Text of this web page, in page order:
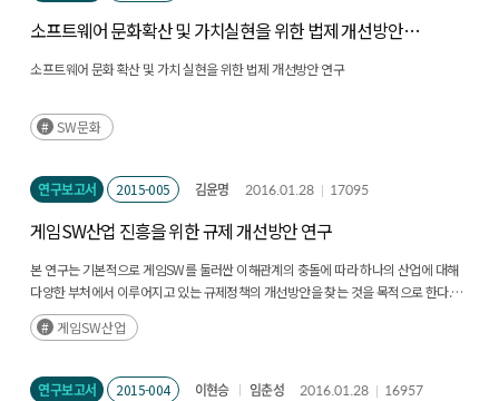
소프트웨어 문화확산 및 가치실현을 위한 법제 개선방안
연구 - 소프트웨어산업 진흥법을 중심으로
소프트웨어 문화 확산 및 가치 실현을 위한 법제 개선방안 연구
SW문화
연구보고서 2015-005 김윤명 2016.01.28 17095
게임SW산업 진흥을 위한 규제 개선방안 연구
본 연구는 기본적으로 게임SW를 둘러싼 이해관계의 충돌에 따라 하나의 산업에 대해
다양한 부처에서 이루어지고 있는 규제정책의 개선방안을 찾는 것을 목적으로 한다.
먼저, 게임관련 정책 현황을 정리하였으며, 이를 바탕으로 게임SW의 규제정책의
구조와 한계를 살펴보고자 하였다. 궁극적으로, 규제정책을 개선할 수 있는 게임산업법
게임SW산업
연구보고서 2015-004 이현승 임춘성 2016.01.28 16957